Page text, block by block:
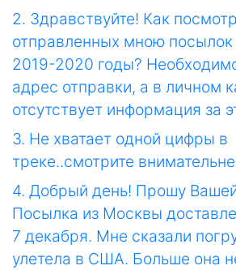
2. Здравствуйте! Как
отправленных мною посылок
2019-2020 годы?
адрес отправки, а в личном
отсутствует информация за
3. Не хватает одной цифры в
треке..смотрите
4. Добрый день! Прошу
Посылка из Москвы
7 декабря. Мне сказали
улетела в США. Больше она